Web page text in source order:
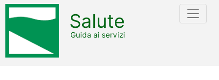
Salute
Guida ai servizi